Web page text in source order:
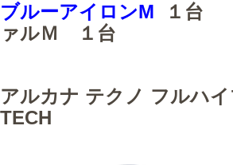
ブルーアイロンM
１台
ァルＭ １台
アルカナ テクノ フルハ
TECH